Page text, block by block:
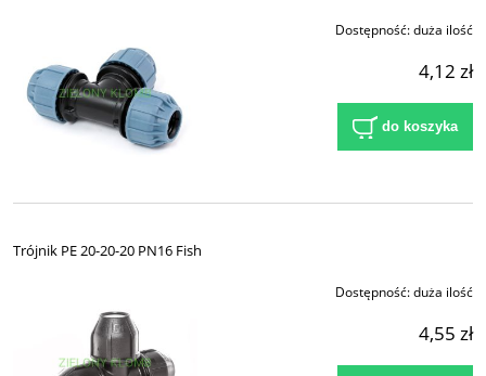
Dostępność:duża ilość
4,12 zł
do koszyka
Trójnik PE 20-20-20 PN16 Fish
Dostępność:duża ilość
4,55 zł